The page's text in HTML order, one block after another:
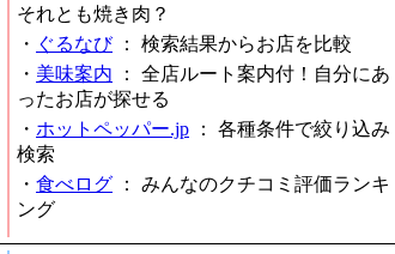
それとも焼き肉？
・ ぐるなび： 検索結果からお店を比較
・ 美味案内 ： 全店ルート案内付！自分にあ
ったお店が探せる
・ ホットペッパー.jp ： 各種条件で絞り込み
検索
・ 食べログ ： みんなのクチコミ評価ランキ
ング